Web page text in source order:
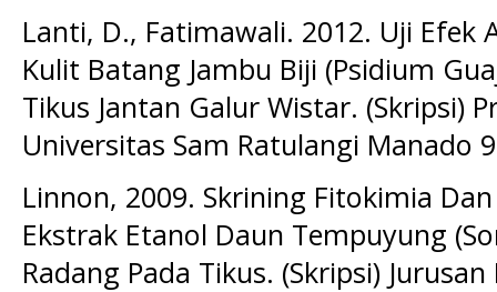
Lanti, D., Fatimawali. 2012. Uji Efek
Kulit Batang Jambu Biji (Psidium
Tikus Jantan Galur Wistar. (Skripsi)
Universitas Sam Ratulangi Manado
Linnon, 2009. Skrining Fitokimia
Ekstrak Etanol Daun Tempuyung
Radang Pada Tikus. (Skripsi)